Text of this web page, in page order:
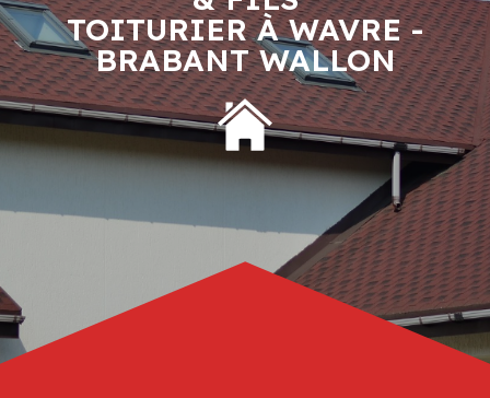
TOITURIER À WAVRE -
BRABANT WALLON